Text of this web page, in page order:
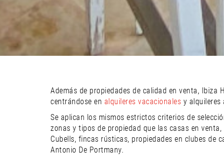
Además de propiedades de calidad en venta, Ibiza
centrándose en alquileres vacacionales y alquileres
Se aplican los mismos estrictos criterios de
zonas y tipos de propiedad que las casas en
Cubells, fincas rústicas, propiedades en clubes de
Antonio De Portmany.